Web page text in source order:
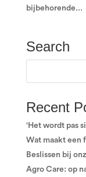
bijbehorende...
Search
Recent
‘Het wordt pas
Wat maakt een
Beslissen bij
Agro Care: op